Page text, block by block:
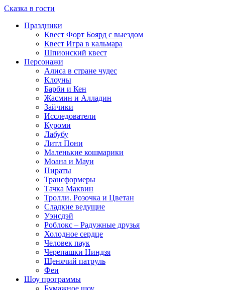
Сказка в гости
Праздники
Квест Форт Боярд с выездом
Квест Игра в кальмара
Шпионский квест
Персонажи
Алиса в стране чудес
Клоуны
Барби и Кен
Жасмин и Алладин
Зайчики
Исследователи
Куроми
Лабубу
Литл Пони
Маленькие кошмарики
Моана и Мауи
Пираты
Трансформеры
Тачка Маквин
Тролли. Розочка и Цветан
Сладкие ведущие
Уэнсдэй
Роблокс – Радужные друзья
Холодное сердце
Человек паук
Черепашки Ниндзя
Щенячий патруль
Феи
Шоу программы
Бумажное шоу